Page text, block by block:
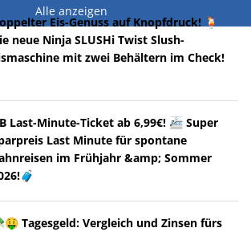
Alle anzeigen
Eis-Genuss auf Knopfdruck! 🍹
neue Ninja SLUSHi Twist Slush-
mit zwei Behältern im Check!
Last-Minute-Ticket ab 6,99€! 🚈 Super
Last Minute für spontane
im Frühjahr &amp; Sommer
Tagesgeld: Vergleich und Zinsen fürs